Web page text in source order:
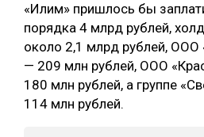
«Илим» пришлось бы
порядка 4 млрд рублей,
около 2,1 млрд рублей, ООО
— 209 млн рублей, ООО
180 млн рублей, а группе
114 млн рублей.